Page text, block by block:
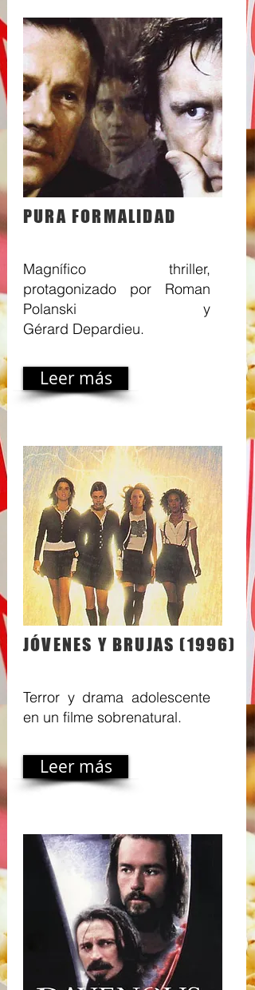
PURA FORMALIDAD
Magnífico thriller,
protagonizado por Roman
Polanski y
Gérard Depardieu.
Leer más
JÓVENES Y BRUJAS (1996)
Terror y drama adolescente
en un filme sobrenatural.
Leer más